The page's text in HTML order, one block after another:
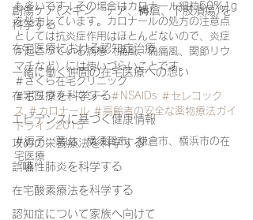
創傷ケア(スキン テア、褥瘡、下肢潰瘍)を
科学する
在宅医療における認知症治療
一緒に働く仲間の在宅医療への想い
在宅医療を科学する
エビデンスに基づく健康情報
攻めの栄養療法を科学する
誤嚥性肺炎を科学する
在宅酸素療法を科学する
認知症について家族へ向けて
も多いです↓その場合はカロナール細粒50%1g
を処方しています。カロナールの処方の注意点
としては抗炎症作用はほとんどないので、炎症
が起こっている病態（痛風、偽痛風、関節リウ
マチなど）には使いづらいことです。
＃さくら在宅クリニック
＃ポリファーマシー ＃NSAIDs ＃セレコック
ス
＃カロナール ＃高齢者の安全な薬物療法ガイ
ドライン2015
＃逗子、葉山、横須賀市、鎌倉市、横浜市の在
宅医療